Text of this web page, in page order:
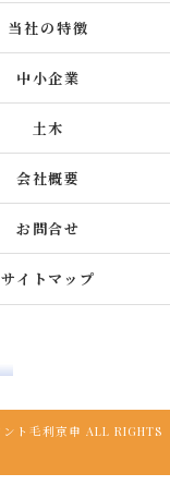
当社の特徴
中小企業
土木
会社概要
お問合せ
サイトマップ
ト毛利京申 ALL RIGHTS